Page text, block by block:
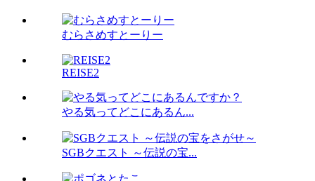
むらさめすとーりー
REISE2
やる気ってどこにあるん...
SGBクエスト ～伝説の宝...